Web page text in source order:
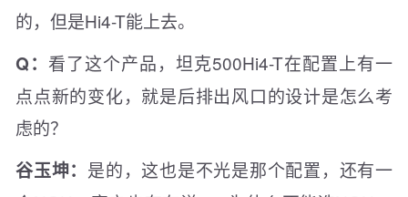
的，但是Hi4-T能上去。
Q： 看了这个产品，坦克500Hi4-T在配置上有一
点点新的变化，就是后排出风口的设计是怎么考
虑的？
谷玉坤： 是的，这也是不光是那个配置，还有一